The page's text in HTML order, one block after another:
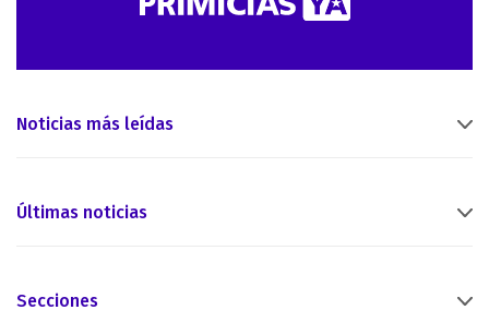
Noticias más leídas
Últimas noticias
Secciones